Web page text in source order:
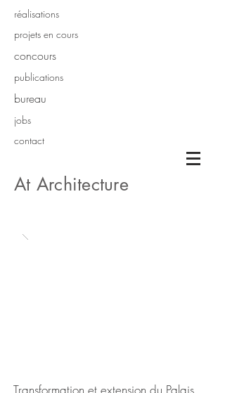
réalisations
projets en cours
concours
publications
bureau
jobs
contact
At Architecture